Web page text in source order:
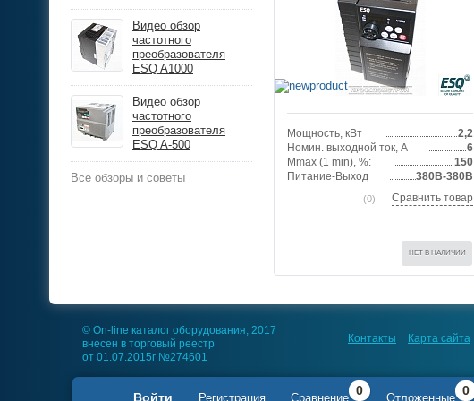
Видео обзор
частотного
преобразователя
ESQ A1000
Видео обзор
частотного
преобразователя
ESQ A-500
Все обзоры и советы
Мощность, кВт
2,2
Номин. выходной ток, А
6
Mmax (1 min), %:
150
Питание-Выход
380В-380В
(0) Сравнить товар
НЕТ В НАЛИЧИИ
© On-line каталог оборудования, 2017
внесен в торговый реестр
от 01.07.2015г №274601
Контакты Карта сайта
Войти Регистрация Сравнение
0
Отложенные
0